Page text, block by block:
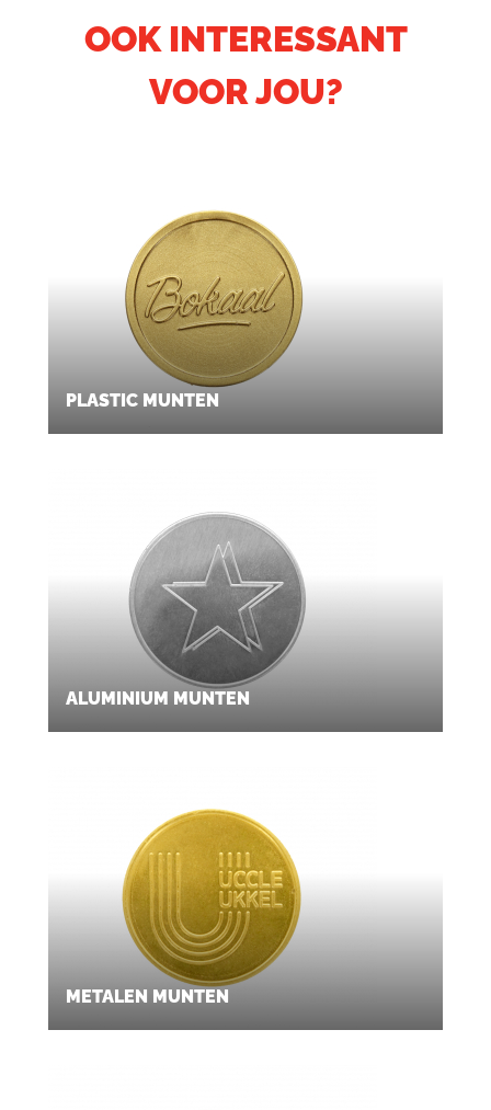
OOK INTERESSANT
VOOR JOU?
PLASTIC MUNTEN
ALUMINIUM MUNTEN
METALEN MUNTEN